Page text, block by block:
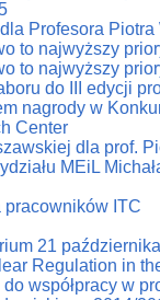
Profesora
to najwyższy
to najwyższy
do III edycji
nagrody w
Center
dla prof.
MEiL
pracowników ITC
21 października
Regulation in
współpracy w